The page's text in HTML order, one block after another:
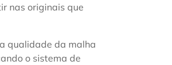
nas originais que
qualidade da malha
o sistema de